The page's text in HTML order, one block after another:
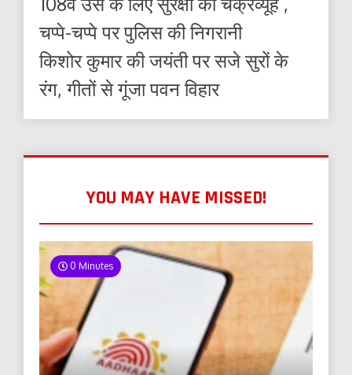
चप्पे-चप्पे पर पुलिस की निगरानी
किशोर कुमार की जयंती पर सजे सुरों के
रंग, गीतों से गूंजा पवन विहार
YOU MAY HAVE MISSED!
0 Minutes